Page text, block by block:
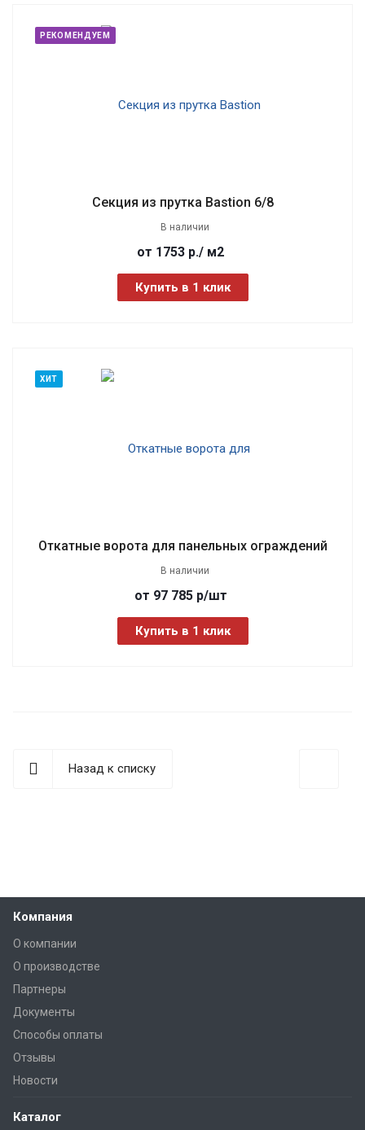
РЕКОМЕНДУЕМ
Секция из прутка Bastion 6/8
В наличии
от 1753 р./ м2
Купить в 1 клик
ХИТ
Откатные ворота для панельных ограждений
В наличии
от 97 785 р/шт
Купить в 1 клик
Назад к списку
Компания
О компании
О производстве
Партнеры
Документы
Способы оплаты
Отзывы
Новости
Каталог